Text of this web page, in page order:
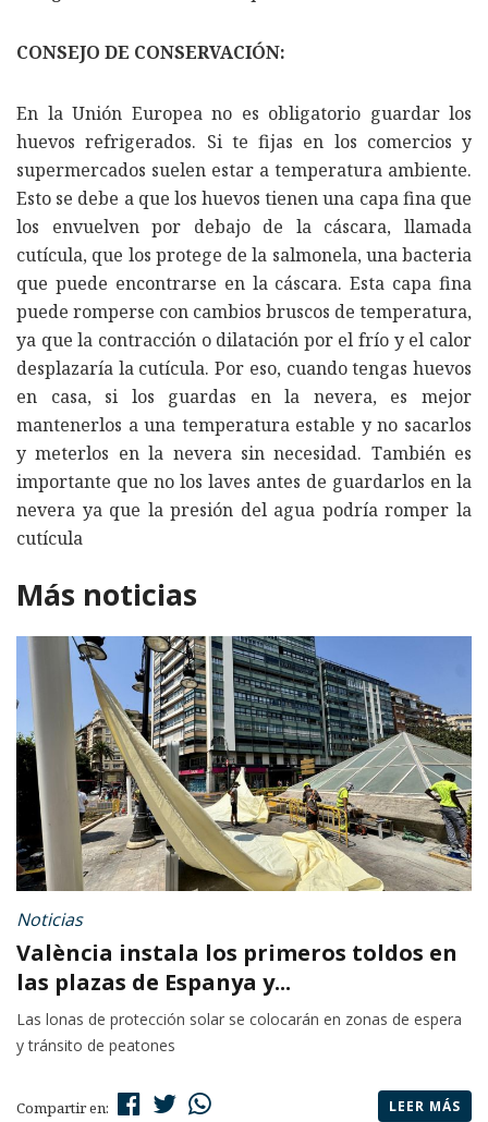
CONSEJO DE CONSERVACIÓN:
En la Unión Europea no es obligatorio guardar los
huevos refrigerados. Si te fijas en los comercios y
supermercados suelen estar a temperatura ambiente.
Esto se debe a que los huevos tienen una capa fina que
los envuelven por debajo de la cáscara, llamada
cutícula, que los protege de la salmonela, una bacteria
que puede encontrarse en la cáscara. Esta capa fina
puede romperse con cambios bruscos de temperatura,
ya que la contracción o dilatación por el frío y el calor
desplazaría la cutícula. Por eso, cuando tengas huevos
en casa, si los guardas en la nevera, es mejor
mantenerlos a una temperatura estable y no sacarlos
y meterlos en la nevera sin necesidad. También es
importante que no los laves antes de guardarlos en la
nevera ya que la presión del agua podría romper la
cutícula
Más noticias
Noticias
València instala los primeros toldos en
las plazas de Espanya y...
Las lonas de protección solar se colocarán en zonas de espera
y tránsito de peatones
Compartir en: LEER MÁS